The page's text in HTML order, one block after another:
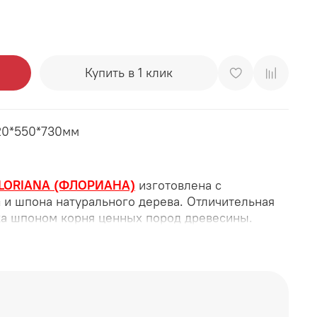
Купить в 1 клик
(ФЛОРИАНА) изготовлена с
шпона натурального дерева. Отличительная
шпоном корня ценных пород древесины.